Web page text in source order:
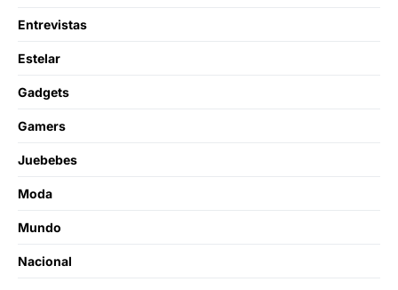
Entrevistas
Estelar
Gadgets
Gamers
Juebebes
Moda
Mundo
Nacional